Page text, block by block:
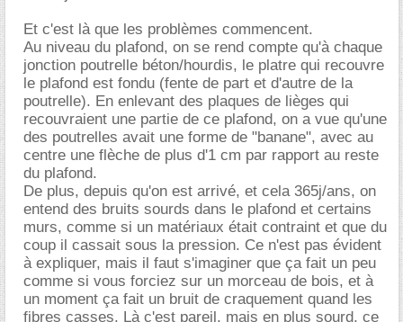
Et c'est là que les problèmes commencent.
Au niveau du plafond, on se rend compte qu'à chaque
jonction poutrelle béton/hourdis, le platre qui recouvre
le plafond est fondu (fente de part et d'autre de la
poutrelle). En enlevant des plaques de lièges qui
recouvraient une partie de ce plafond, on a vue qu'une
des poutrelles avait une forme de "banane", avec au
centre une flèche de plus d'1 cm par rapport au reste
du plafond.
De plus, depuis qu'on est arrivé, et cela 365j/ans, on
entend des bruits sourds dans le plafond et certains
murs, comme si un matériaux était contraint et que du
coup il cassait sous la pression. Ce n'est pas évident
à expliquer, mais il faut s'imaginer que ça fait un peu
comme si vous forciez sur un morceau de bois, et à
un moment ça fait un bruit de craquement quand les
fibres casses. Là c'est pareil, mais en plus sourd, ce